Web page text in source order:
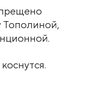
Тополиной,